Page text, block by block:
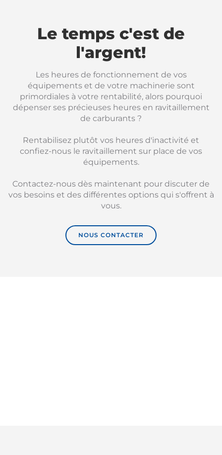
Le temps c'est de
l'argent!
Les heures de fonctionnement de vos
équipements et de votre machinerie sont
primordiales à votre rentabilité, alors pourquoi
dépenser ses précieuses heures en ravitaillement
de carburants ?
Rentabilisez plutôt vos heures d'inactivité et
confiez-nous le ravitaillement sur place de vos
équipements.
Contactez-nous dès maintenant pour discuter de
vos besoins et des différentes options qui s'offrent à
vous.
NOUS CONTACTER